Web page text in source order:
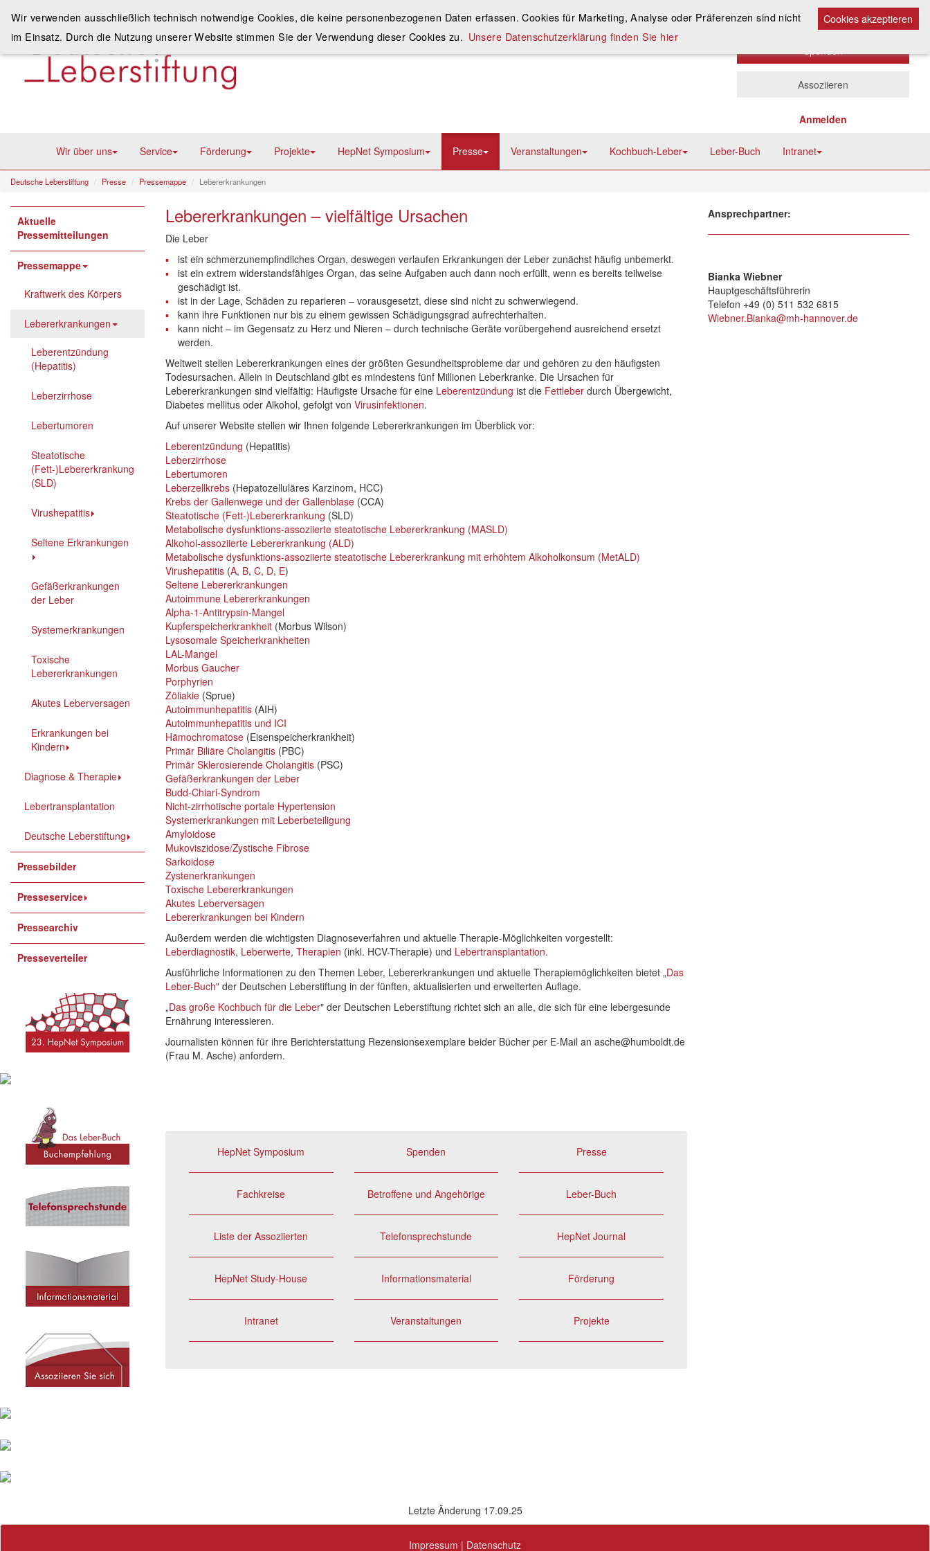
Kontakt AAA
Spenden
Assoziieren
Anmelden
Wir über uns Service Förderung Projekte HepNet Symposium Presse Veranstaltungen Kochbuch-Leber Leber-Buch Intranet
Deutsche Leberstiftung Presse Pressemappe Lebererkrankungen
Aktuelle
Pressemitteilungen
Pressemappe
Kraftwerk des Körpers
Lebererkrankungen
Leberentzündung
(Hepatitis)
Leberzirrhose
Lebertumoren
Steatotische
(Fett-)Lebererkrankung
(SLD)
Virushepatitis
Seltene Erkrankungen
Gefäßerkrankungen
der Leber
Systemerkrankungen
Toxische
Lebererkrankungen
Akutes Leberversagen
Erkrankungen bei
Kindern
Diagnose & Therapie
Lebertransplantation
Deutsche Leberstiftung
Pressebilder
Presseservice
Pressearchiv
Presseverteiler
Lebererkrankungen – vielfältige Ursachen
Die Leber
ist ein schmerzunempfindliches Organ, deswegen verlaufen Erkrankungen der Leber zunächst häufig unbemerkt.
ist ein extrem widerstandsfähiges Organ, das seine Aufgaben auch dann noch erfüllt, wenn es bereits teilweise
geschädigt ist.
ist in der Lage, Schäden zu reparieren – vorausgesetzt, diese sind nicht zu schwerwiegend.
kann ihre Funktionen nur bis zu einem gewissen Schädigungsgrad aufrechterhalten.
kann nicht – im Gegensatz zu Herz und Nieren – durch technische Geräte vorübergehend ausreichend ersetzt
werden.
Weltweit stellen Lebererkrankungen eines der größten Gesundheitsprobleme dar und gehören zu den häufigsten
Todesursachen. Allein in Deutschland gibt es mindestens fünf Millionen Leberkranke. Die Ursachen für
Lebererkrankungen sind vielfältig: Häufigste Ursache für eine Leberentzündung ist die Fettleber durch Übergewicht,
Diabetes mellitus oder Alkohol, gefolgt von Virusinfektionen.
Auf unserer Website stellen wir Ihnen folgende Lebererkrankungen im Überblick vor:
Leberentzündung (Hepatitis)
Leberzirrhose
Lebertumoren
Leberzellkrebs (Hepatozelluläres Karzinom, HCC)
Krebs der Gallenwege und der Gallenblase (CCA)
Steatotische (Fett-)Lebererkrankung (SLD)
Metabolische dysfunktions-assoziierte steatotische Lebererkrankung (MASLD)
Alkohol-assoziierte Lebererkrankung (ALD)
Metabolische dysfunktions-assoziierte steatotische Lebererkrankung mit erhöhtem Alkoholkonsum (MetALD)
Virushepatitis (A, B, C, D, E)
Seltene Lebererkrankungen
Autoimmune Lebererkrankungen
Alpha-1-Antitrypsin-Mangel
Kupferspeicherkrankheit (Morbus Wilson)
Lysosomale Speicherkrankheiten
LAL-Mangel
Morbus Gaucher
Porphyrien
Zöliakie (Sprue)
Autoimmunhepatitis (AIH)
Autoimmunhepatitis und ICI
Hämochromatose (Eisenspeicherkrankheit)
Primär Biliäre Cholangitis (PBC)
Primär Sklerosierende Cholangitis (PSC)
Gefäßerkrankungen der Leber
Budd-Chiari-Syndrom
Nicht-zirrhotische portale Hypertension
Systemerkrankungen mit Leberbeteiligung
Amyloidose
Mukoviszidose/Zystische Fibrose
Sarkoidose
Zystenerkrankungen
Toxische Lebererkrankungen
Akutes Leberversagen
Lebererkrankungen bei Kindern
Außerdem werden die wichtigsten Diagnoseverfahren und aktuelle Therapie-Möglichkeiten vorgestellt:
Leberdiagnostik, Leberwerte, Therapien (inkl. HCV-Therapie) und Lebertransplantation.
Ausführliche Informationen zu den Themen Leber, Lebererkrankungen und aktuelle Therapiemöglichkeiten bietet „Das
Leber-Buch" der Deutschen Leberstiftung in der fünften, aktualisierten und erweiterten Auflage.
„Das große Kochbuch für die Leber" der Deutschen Leberstiftung richtet sich an alle, die sich für eine lebergesunde
Ernährung interessieren.
Journalisten können für ihre Berichterstattung Rezensionsexemplare beider Bücher per E-Mail an asche@humboldt.de
(Frau M. Asche) anfordern.
HepNet Symposium
Fachkreise
Liste der Assoziierten
HepNet Study-House
Intranet
Spenden
Betroffene und Angehörige
Telefonsprechstunde
Informationsmaterial
Veranstaltungen
Presse
Leber-Buch
HepNet Journal
Förderung
Projekte
Ansprechpartner:
Bianka Wiebner
Hauptgeschäftsführerin
Telefon +49 (0) 511 532 6815
Wiebner.Bianka@mh-hannover.de
Letzte Änderung 17.09.25
Impressum | Datenschutz
Cookies akzeptieren
Wir verwenden ausschließlich technisch notwendige Cookies, die keine personenbezogenen Daten erfassen. Cookies für Marketing, Analyse oder Präferenzen sind nicht
im Einsatz. Durch die Nutzung unserer Website stimmen Sie der Verwendung dieser Cookies zu. Unsere Datenschutzerklärung finden Sie hier